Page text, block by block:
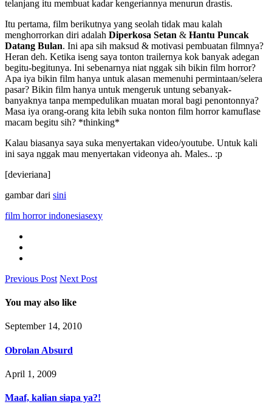
telanjang itu membuat kadar kengeriannya menurun drastis.
Itu pertama, film berikutnya yang seolah tidak mau kalah
menghorrorkan diri adalah Diperkosa Setan & Hantu Puncak
Datang Bulan. Ini apa sih maksud & motivasi pembuatan filmnya?
Heran deh. Ketika iseng saya tonton trailernya kok banyak adegan
begitu-begitunya. Ini sebenarnya niat nggak sih bikin film horror?
Apa iya bikin film hanya untuk alasan memenuhi permintaan/selera
pasar? Bikin film hanya untuk mengeruk untung sebanyak-
banyaknya tanpa mempedulikan muatan moral bagi penontonnya?
Masa iya orang-orang kita lebih suka nonton film horror kamuflase
macam begitu sih? *thinking*
Kalau biasanya saya suka menyertakan video/youtube. Untuk kali
ini saya nggak mau menyertakan videonya ah. Males.. :p
[devieriana]
gambar dari sini
film horror indonesiasexy
Previous Post Next Post
You may also like
September 14, 2010
Obrolan Absurd
April 1, 2009
Maaf, kalian siapa ya?!